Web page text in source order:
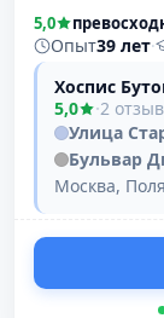
5,0
Опыт39 лет·
Хоспис
5,0
·2
Улица
Бульвар
Москва,